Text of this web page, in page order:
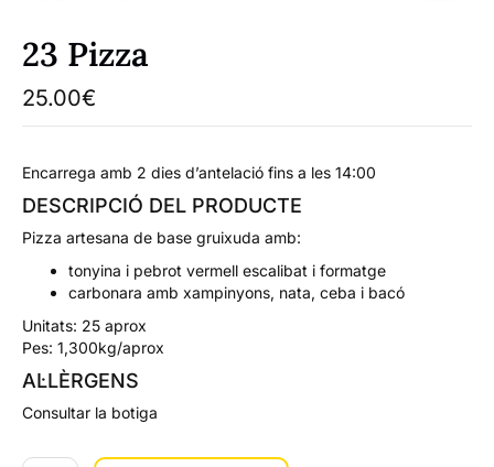
23 Pizza
25.00€
Encarrega amb 2 dies d’antelació fins a les 14:00
DESCRIPCIÓ DEL PRODUCTE
Pizza artesana de base gruixuda amb:
tonyina i pebrot vermell escalibat i formatge
carbonara amb xampinyons, nata, ceba i bacó
Unitats: 25 aprox
Pes: 1,300kg/aprox
AL·LÈRGENS
Consultar la botiga